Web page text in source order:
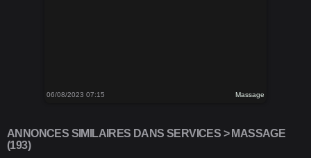
06/08/2023 07:15 Massage
ANNONCES SIMILAIRES DANS SERVICES > MASSAGE
(193)